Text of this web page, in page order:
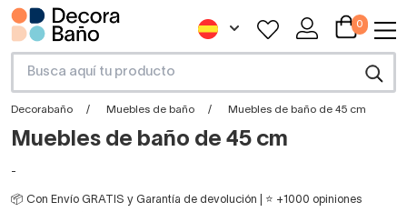
0
Decorabaño Muebles de baño Muebles de baño de 45 cm
Muebles de baño de 45 cm
-
📦 Con Envío GRATIS y Garantía de devolución | ⭐ +1000 opiniones